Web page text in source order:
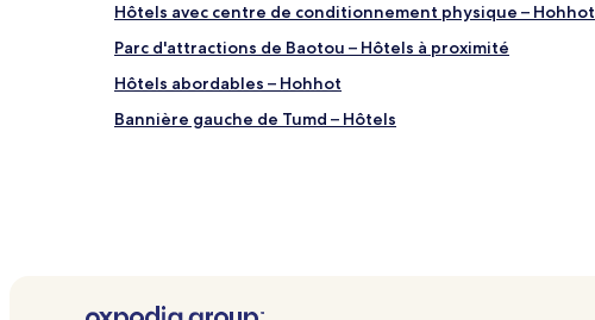
Hôtels avec centre de conditionnement physique – Hohhot
Parc d'attractions de Baotou – Hôtels à proximité
Hôtels abordables – Hohhot
Bannière gauche de Tumd – Hôtels